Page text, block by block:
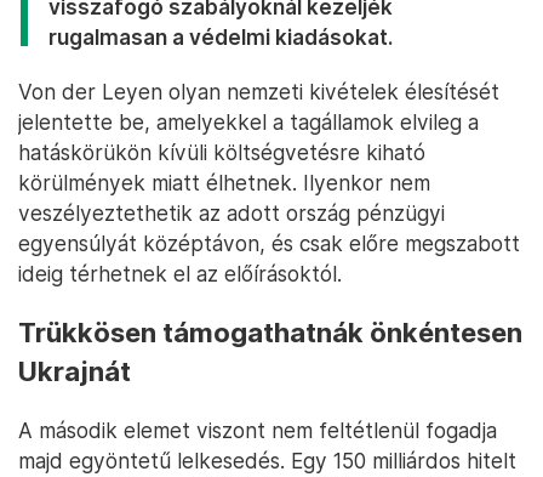
visszafogó szabályoknál kezeljék
rugalmasan a védelmi kiadásokat.
Von der Leyen olyan nemzeti kivételek élesítését
jelentette be, amelyekkel a tagállamok elvileg a
hatáskörükön kívüli költségvetésre kiható
körülmények miatt élhetnek. Ilyenkor nem
veszélyeztethetik az adott ország pénzügyi
egyensúlyát középtávon, és csak előre megszabott
ideig térhetnek el az előírásoktól.
Trükkösen támogathatnák önkéntesen
Ukrajnát
A második elemet viszont nem feltétlenül fogadja
majd egyöntetű lelkesedés. Egy 150 milliárdos hitelt